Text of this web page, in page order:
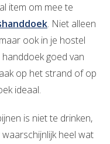
item om mee te
. Niet alleen
ook in je hostel
goed van
op het strand of op
ideaal.
is niet te drinken,
heel wat